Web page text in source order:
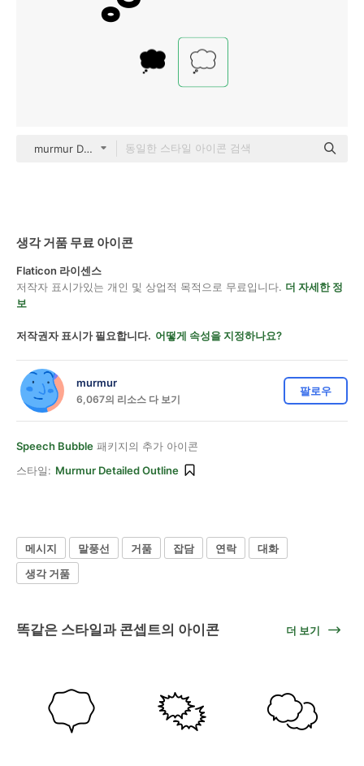
murmur Detailed Outline
생각 거품 무료 아이콘
Flaticon 라이센스
저작자 표시가있는 개인 및 상업적 목적으로 무료입니다. 더 자세한 정
보
저작권자 표시가 필요합니다. 어떻게 속성을 지정하나요?
murmur
6,067의 리소스 다 보기
팔로우
Speech Bubble 패키지의 추가 아이콘
스타일: Murmur Detailed Outline
메시지 말풍선 거품 잡담 연락
대화
생각 거품
똑같은 스타일과 콘셉트의 아이콘 더 보기